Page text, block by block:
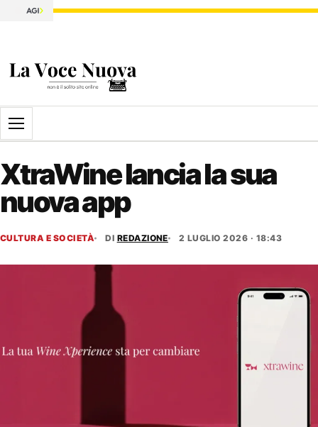
Apri il menu
XtraWine lancia la sua
nuova app
CULTURA E SOCIETÀ DI REDAZIONE 2 LUGLIO 2026 · 18:43